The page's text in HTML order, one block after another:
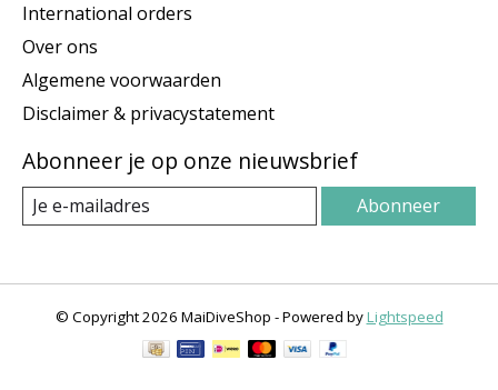
International orders
Over ons
Algemene voorwaarden
Disclaimer & privacystatement
Abonneer je op onze nieuwsbrief
Abonneer
© Copyright 2026 MaiDiveShop - Powered byLightspeed